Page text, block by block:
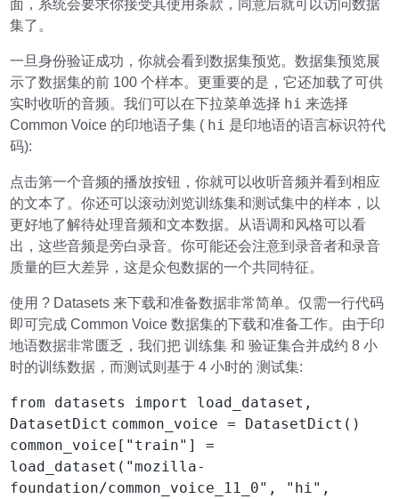
面，系统会要求你接受其使用条款，同意后就可以访问数据
集了。
一旦身份验证成功，你就会看到数据集预览。数据集预览展
示了数据集的前 100 个样本。更重要的是，它还加载了可供
实时收听的音频。我们可以在下拉菜单选择 hi 来选择
Common Voice 的印地语子集 ( hi 是印地语的语言标识符代
码):
点击第一个音频的播放按钮，你就可以收听音频并看到相应
的文本了。你还可以滚动浏览训练集和测试集中的样本，以
更好地了解待处理音频和文本数据。从语调和风格可以看
出，这些音频是旁白录音。你可能还会注意到录音者和录音
质量的巨大差异，这是众包数据的一个共同特征。
使用 ? Datasets 来下载和准备数据非常简单。仅需一行代码
即可完成 Common Voice 数据集的下载和准备工作。由于印
地语数据非常匮乏，我们把训练集 和验证集合并成约 8 小
时的训练数据，而测试则基于 4 小时的测试集:
from datasets import load_dataset,
DatasetDict common_voice = DatasetDict()
common_voice["train"] =
load_dataset("mozilla-
foundation/common_voice_11_0", "hi",